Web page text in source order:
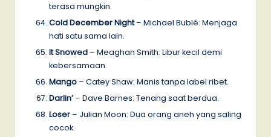
terasa mungkin.
Cold December Night– Michael Bublé: Menjaga
hati satu sama lain.
It Snowed – Meaghan Smith: Libur kecil demi
kebersamaan.
Mango – Catey Shaw: Manis tanpa label ribet.
Darlin’ – Dave Barnes: Tenang saat berdua.
Loser – Julian Moon: Dua orang aneh yang saling
cocok.